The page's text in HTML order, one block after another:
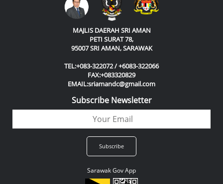
MAJLIS DAERAH SRI AMAN
PETI SURAT 78,
95007 SRI AMAN, SARAWAK
TEL:+083-322072 / +6083-322066
FAX:+083320829
EMAIL:sriamandc@gmail.com
Subscribe Newsletter
Sarawak Gov App